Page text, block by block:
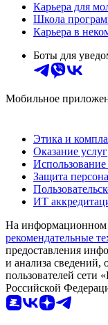
Карьера для
Школа
Карьера в
Боты для
Мобильное
Этика и
Оказание услуг
Использование
Защита
ИТ
На информационном
рекомендательные
предоставления
и анализа сведений,
пользователей сети
Российской